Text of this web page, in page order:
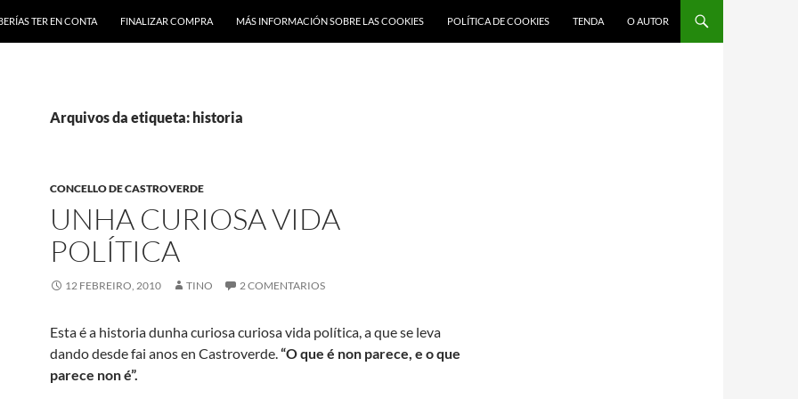
TER EN CONTA FINALIZAR COMPRA MÁS INFORMACIÓN SOBRE LAS COOKIES POLÍTICA DE COOKIES TENDA O AUTOR
Arquivos da etiqueta: historia
CONCELLO DE CASTROVERDE
UNHA CURIOSA VIDA
POLÍTICA
12 FEBREIRO, 2010 TINO 2 COMENTARIOS
Esta é a historia dunha curiosa curiosa vida política, a que se leva
dando desde fai anos en Castroverde.“O que é non parece, e o que
parece non é”.